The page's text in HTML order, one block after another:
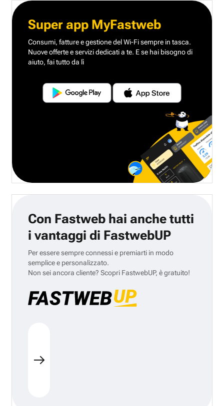
Super app MyFastweb
Consumi, fatture e gestione del Wi-Fi sempre in tasca.
Nuove offerte e servizi dedicati a te. E se hai bisogno di
aiuto, fai tutto da lì
Con Fastweb hai anche tutti
i vantaggi di FastwebUP
Per essere sempre connessi e premiarti in modo
semplice e personalizzato.
Non sei ancora cliente? Scopri FastwebUP, è gratuito!